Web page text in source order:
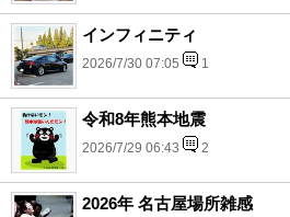
インフィニティ
2026/7/30 07:05 1
令和8年熊本地震
2026/7/29 06:43 2
2026年 名古屋場所雑感